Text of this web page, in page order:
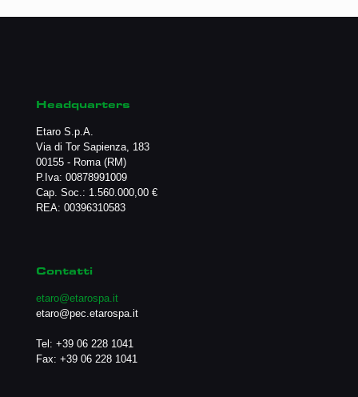
Headquarters
Etaro S.p.A.
Via di Tor Sapienza, 183
00155 - Roma (RM)
P.Iva: 00878991009
Cap. Soc.: 1.560.000,00 €
REA: 00396310583
Contatti
etaro@etarospa.it
etaro@pec.etarospa.it
Tel: +39 06 228 1041
Fax: +39 06 228 1041